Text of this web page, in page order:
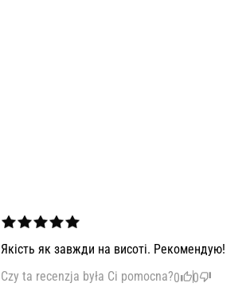
Якість як завжди на висоті. Рекомендую!
Czy ta recenzja była Ci pomocna?0 0